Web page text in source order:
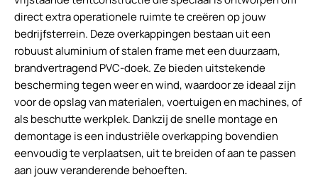
direct extra operationele ruimte te creëren op jouw
bedrijfsterrein. Deze overkappingen bestaan uit een
robuust aluminium of stalen frame met een duurzaam,
brandvertragend PVC-doek. Ze bieden uitstekende
bescherming tegen weer en wind, waardoor ze ideaal zijn
voor de opslag van materialen, voertuigen en machines, of
als beschutte werkplek. Dankzij de snelle montage en
demontage is een industriële overkapping bovendien
eenvoudig te verplaatsen, uit te breiden of aan te passen
aan jouw veranderende behoeften.